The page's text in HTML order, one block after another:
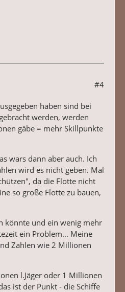
#4
haben sind bei
werden, werden
gäbe = mehr Skillpunkte
wars dann aber auch. Ich
wird es nicht geben. Mal
da die Flotte nicht
so große Flotte zu bauen,
könnte und ein wenig mehr
ein Problem... Meine
Zahlen wie 2 Millionen
l.Jäger oder 1 Millionen
ist der Punkt - die Schiffe